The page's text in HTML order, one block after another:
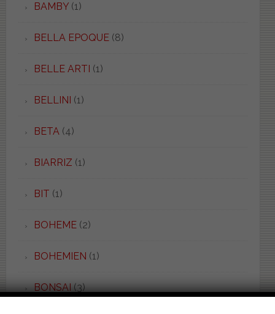
BAMBY(1)
BELLA EPOQUE(8)
BELLE ARTI (1)
BELLINI (1)
BETA(4)
BIARRIZ (1)
BIT (1)
BOHEME(2)
BOHEMIEN (1)
BONSAI(3)